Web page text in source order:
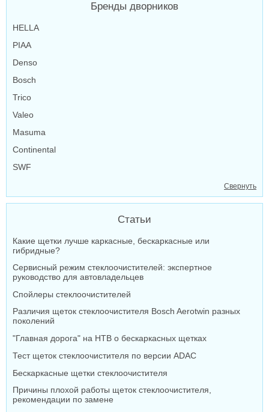
Бренды дворников
HELLA
PIAA
Denso
Bosch
Trico
Valeo
Masuma
Continental
SWF
Свернуть
Статьи
Какие щетки лучше каркасные, бескаркасные или
гибридные?
Сервисный режим стеклоочистителей: экспертное
руководство для автовладельцев
Спойлеры стеклоочистителей
Различия щеток стеклоочистителя Bosch Aerotwin разных
поколений
"Главная дорога" на НТВ о бескаркасных щетках
Тест щеток стеклоочистителя по версии ADAC
Бескаркасные щетки стеклоочистителя
Причины плохой работы щеток стеклоочистителя,
рекомендации по замене